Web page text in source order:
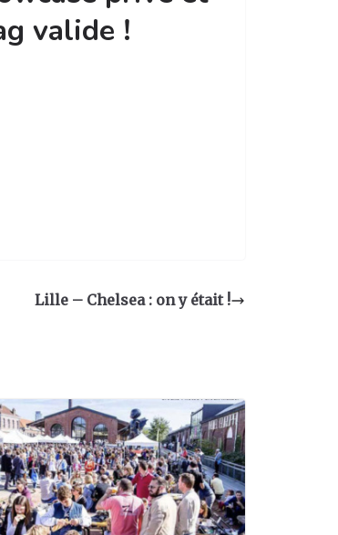
valide !
Lille – Chelsea : on y était !